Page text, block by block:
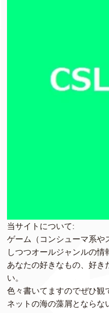
当サイトについて:
ゲーム（コンシューマ系や
しつつオールジャンルの情
あなたの好きなもの、好き
い。
色々書いてますのでぜひ観
ネットの海の藻屑とならな